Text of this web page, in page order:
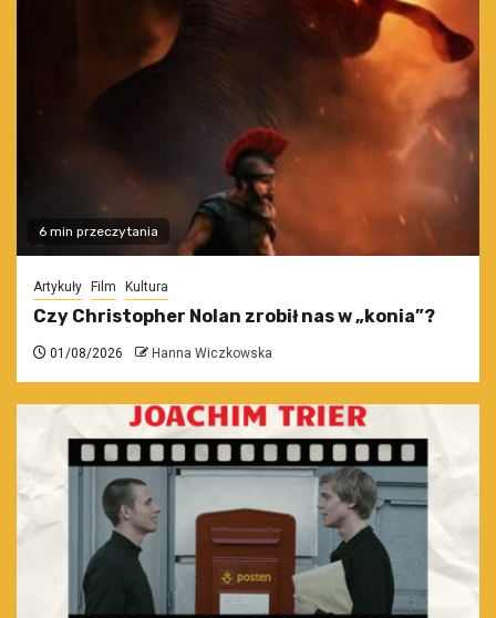
6 min przeczytania
Artykuły Film Kultura
Czy Christopher Nolan zrobił nas w „konia”?
01/08/2026 Hanna Wiczkowska